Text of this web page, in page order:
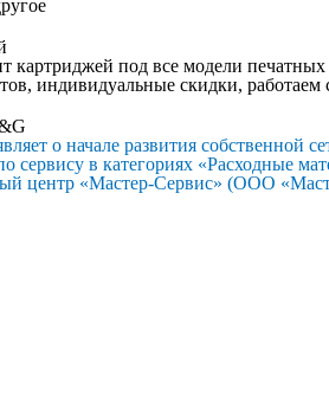
картриджей под все модели печатных
индивидуальные скидки, работаем
о начале развития собственной
сервису в категориях «Расходные
центр «Мастер-Сервис» (ООО